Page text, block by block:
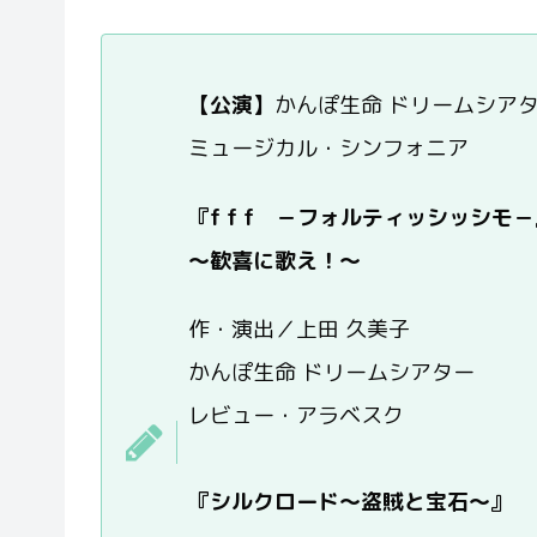
【公演】 かんぽ生命 ドリームシア
ミュージカル・シンフォニア
『f f f －フォルティッシッシモ－
～歓喜に歌え！～
作・演出／上田 久美子
かんぽ生命 ドリームシアター
レビュー・アラベスク
『シルクロード～盗賊と宝石～』